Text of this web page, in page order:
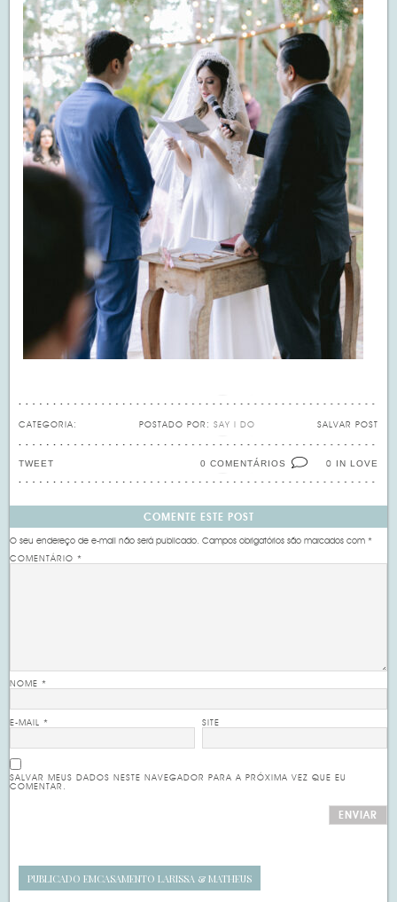
CATEGORIA: SALVAR POST
POSTADO POR: SAY I DO
0 IN LOVE
0 COMENTÁRIOS
TWEET
COMENTE ESTE POST
O seu endereço de e-mail não será publicado. Campos obrigatórios são marcados com*
COMENTÁRIO*
NOME*
E-MAIL* SITE
SALVAR MEUS DADOS NESTE NAVEGADOR PARA A PRÓXIMA VEZ QUE EU
COMENTAR.
PUBLICADO EMCASAMENTO LARISSA & MATHEUS